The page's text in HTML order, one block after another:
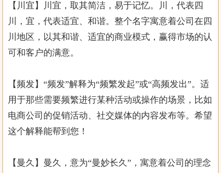
【川宜】川宜，取其简洁，易于记忆。川，代表四
川，宜，代表适宜、和谐。整个名字寓意着公司在四
川地区，以其和谐、适宜的商业模式，赢得市场的认
可和客户的满意。
【频发】“频发”解释为“频繁发起”或“高频发出”。适
用于那些需要频繁进行某种活动或操作的场景，比如
电商公司的促销活动、社交媒体的内容发布等。希望
这个解释能帮到您！
【曼久】曼久，意为“曼妙长久”，寓意着公司的理念